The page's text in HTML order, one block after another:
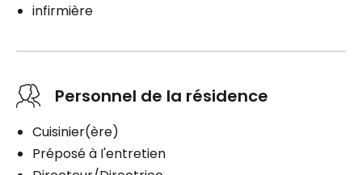
infirmière
Personnel de la résidence
Cuisinier(ère)
Préposé à I'entretien